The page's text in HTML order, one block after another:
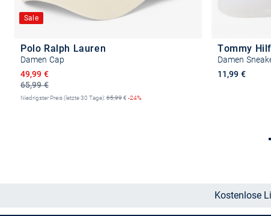
Sale
Polo Ralph Lauren
Damen Cap
65,99 €
Ermäßigter Preis
49,99 €
Niedrigster Preis (letzte 30 Tage):65,99€ -24%
Tommy
Damen
11,99 €
Kostenlose